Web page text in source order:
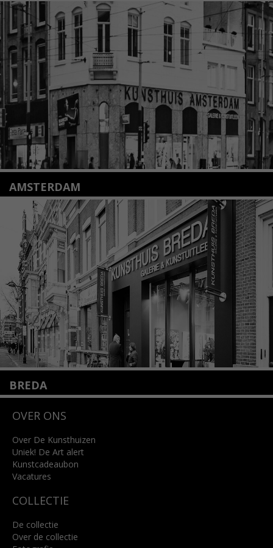
Nieuwstraat 35
2312 KA Leiden
+31(0)71 – 52 84 480
info@kunsthuisleiden.nl
Lees meer
AMSTERDAM
Amstelveenseweg 135
1075 VX Amsterdam
+31 (0)20 2332546
info@kunsthuisamsterdam.nl
Lees meer
BREDA
4818 SB Breda
info@kunsthuisbreda.nl
Lees meer
OVER ONS
Over De Kunsthuizen
Uniek! De Art alert
Kunstcadeaubon
Vacatures
COLLECTIE
De collectie
Over de collectie